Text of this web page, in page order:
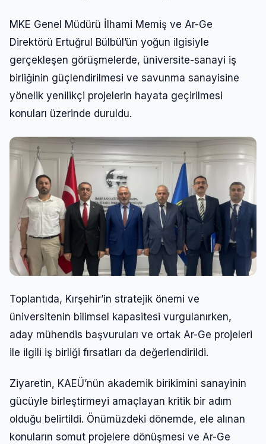
MKE Genel Müdürü İlhami Memiş ve Ar-Ge
Direktörü Ertuğrul Bülbül’ün yoğun ilgisiyle
gerçekleşen görüşmelerde, üniversite-sanayi iş
birliğinin güçlendirilmesi ve savunma sanayisine
yönelik yenilikçi projelerin hayata geçirilmesi
konuları üzerinde duruldu.
Toplantıda, Kırşehir’in stratejik önemi ve
üniversitenin bilimsel kapasitesi vurgulanırken,
aday mühendis başvuruları ve ortak Ar-Ge projeleri
ile ilgili iş birliği fırsatları da değerlendirildi.
Ziyaretin, KAEÜ’nün akademik birikimini sanayinin
gücüyle birleştirmeyi amaçlayan kritik bir adım
olduğu belirtildi. Önümüzdeki dönemde, ele alınan
konuların somut projelere dönüşmesi ve Ar-Ge